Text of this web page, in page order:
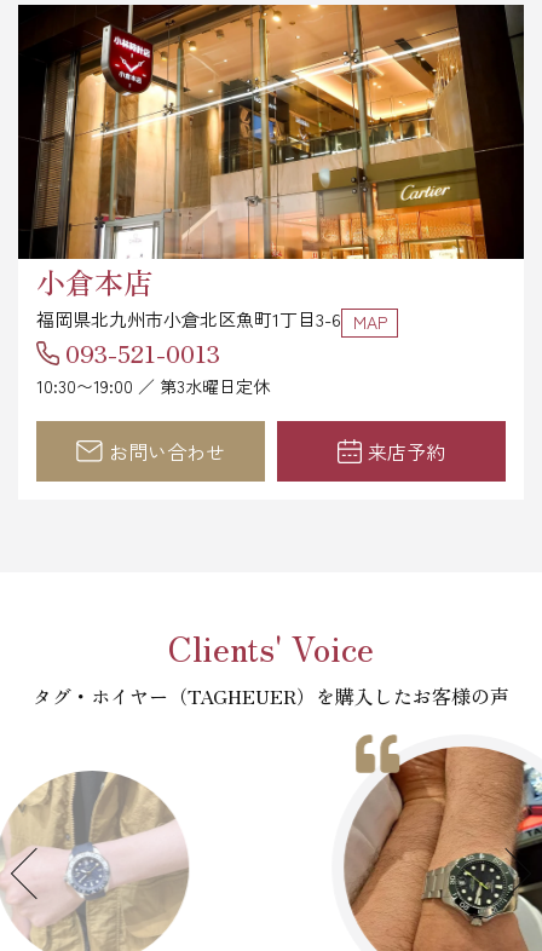
小倉本店
福岡県北九州市小倉北区魚町1丁目3-6 MAP
093-521-0013
10:30〜19:00 ／ 第3水曜日定休
お問い合わせ 来店予約
Clients' Voice
タグ・ホイヤー（TAGHEUER）を購入したお客様の声